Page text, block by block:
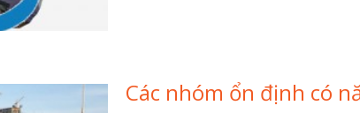
Các nhóm ổn định có